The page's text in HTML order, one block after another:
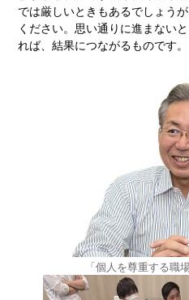
では厳しいときもあるでしょう
ください。思い通りに進まない
れば、結果につながるものです。
「個人を尊重する職